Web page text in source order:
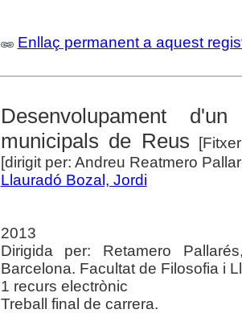
Enllaç permanent a aquest
Desenvolupament
municipals de Reus
[dirigit per: Andreu Reatmero
Llauradó Bozal, Jordi
2013
Dirigida per: Retamero
Barcelona. Facultat de Filosofia i
1 recurs electrònic
Treball final de carrera.